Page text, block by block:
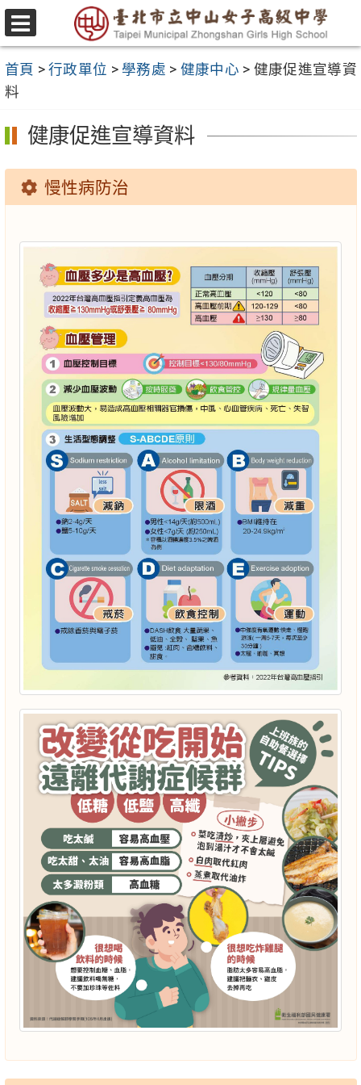
跳
至
要
內
容
區
選
單
首頁 > 行政單位 > 學務處 > 健康中心 > 健康促進宣導資
料
健康促進宣導資料
慢性病防治